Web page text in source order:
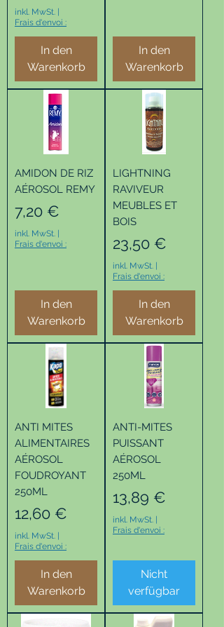
inkl. MwSt.
Frais d'envoi :
In den
Warenkorb
In den
Warenkorb
AMIDON DE RIZ
AÉROSOL REMY
Preis
7,20 €
inkl. MwSt.
Frais d'envoi :
In den
Warenkorb
LIGHTNING
RAVIVEUR
MEUBLES ET
BOIS
Preis
23,50 €
inkl. MwSt.
Frais d'envoi :
In den
Warenkorb
ANTI MITES
ALIMENTAIRES
AÉROSOL
FOUDROYANT
250ML
Preis
12,60 €
inkl. MwSt.
Frais d'envoi :
In den
Warenkorb
ANTI-MITES
PUISSANT
AÉROSOL
250ML
Preis
13,89 €
inkl. MwSt.
Frais d'envoi :
Nicht
verfügbar